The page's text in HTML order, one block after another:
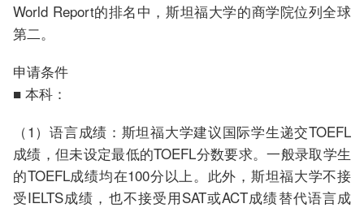
World Report的排名中，斯坦福大学的商学院位列全球
第二。
申请条件
■ 本科：
（1）语言成绩：斯坦福大学建议国际学生递交TOEFL
成绩，但未设定最低的TOEFL分数要求。一般录取学生
的TOEFL成绩均在100分以上。此外，斯坦福大学不接
受IELTS成绩，也不接受用SAT或ACT成绩替代语言成